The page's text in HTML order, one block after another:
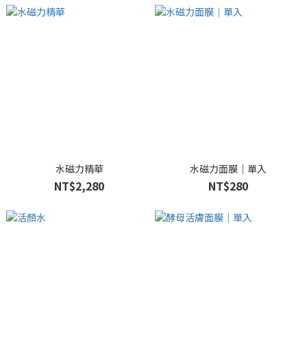
水磁力精華
NT$2,280
水磁力面膜｜單入
NT$280